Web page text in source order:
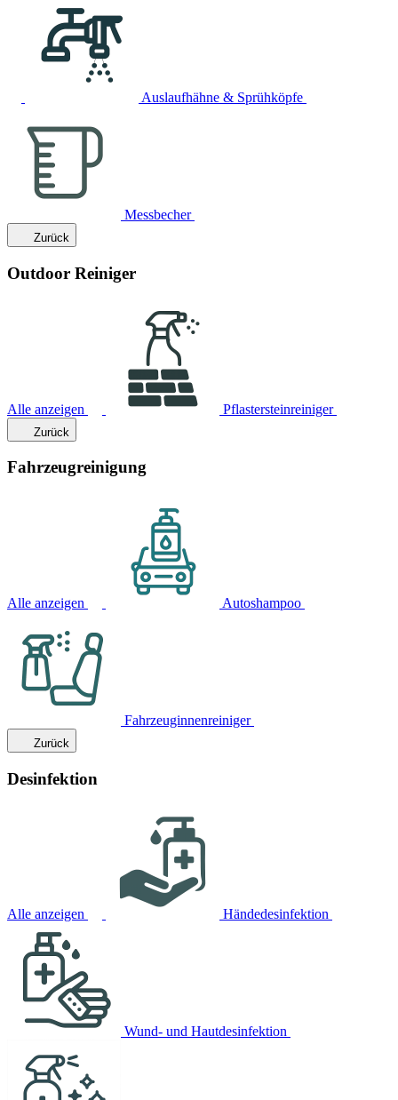
Auslaufhähne & Sprühköpfe
Messbecher
Zurück
Outdoor Reiniger
Alle anzeigen Pflastersteinreiniger
Zurück
Fahrzeugreinigung
Alle anzeigen Autoshampoo
Fahrzeuginnenreiniger
Zurück
Desinfektion
Alle anzeigen Händedesinfektion
Wund- und Hautdesinfektion